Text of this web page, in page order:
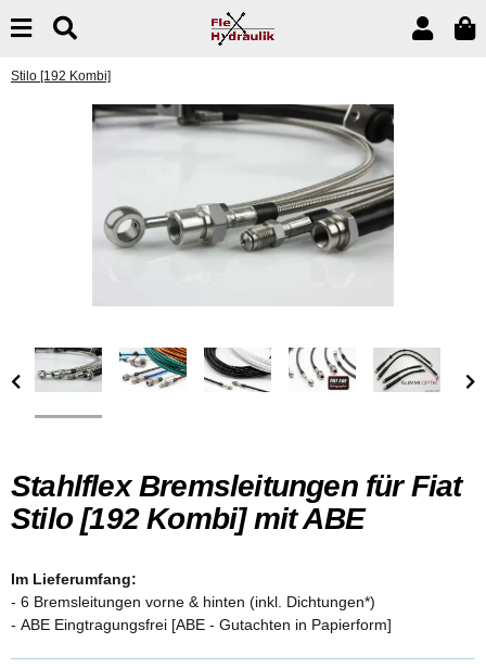
Stilo [192 Kombi]
Stahlflex Bremsleitungen für Fiat
Stilo [192 Kombi] mit ABE
Im Lieferumfang:
- 6 Bremsleitungen vorne & hinten (inkl. Dichtungen*)
- ABE Eingtragungsfrei [ABE - Gutachten in Papierform]